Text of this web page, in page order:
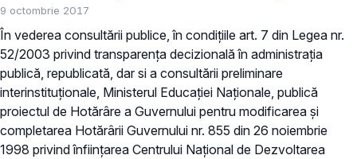
9 octombrie 2017
În vederea consultării publice, în condiţiile art. 7 din Legea nr.
52/2003 privind transparenţa decizională în administraţia
publică, republicată, dar si a consultării preliminare
interinstituționale, Ministerul Educaţiei Naţionale, publică
proiectul de Hotărâre a Guvernului pentru modificarea şi
completarea Hotărârii Guvernului nr. 855 din 26 noiembrie
1998 privind înfiinţarea Centrului Naţional de Dezvoltarea